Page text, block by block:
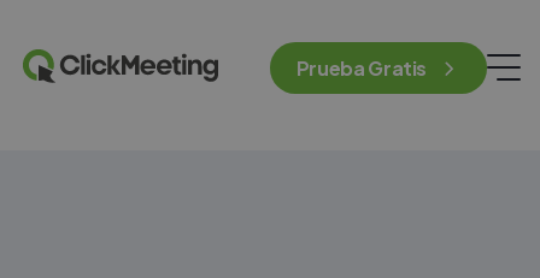
Prueba Gratis